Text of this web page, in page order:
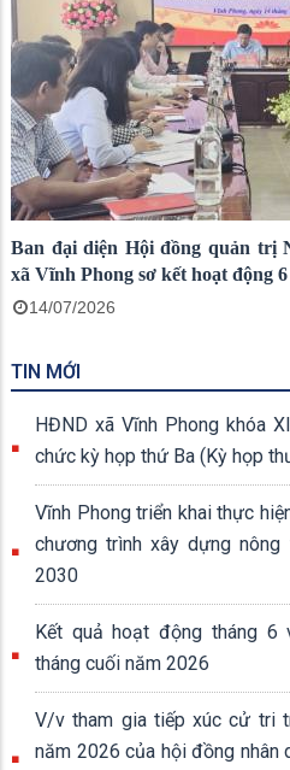
Ban đại diện Hội đồng quản trị
xã Vĩnh Phong sơ kết hoạt động
14/07/2026
TIN MỚI
HĐND xã Vĩnh Phong khóa
chức kỳ họp thứ Ba (Kỳ họp
Vĩnh Phong triển khai thực
chương trình xây dựng
2030
Kết quả hoạt động tháng 6
tháng cuối năm 2026
V/v tham gia tiếp xúc cử tri
năm 2026 của hội đồng nhân